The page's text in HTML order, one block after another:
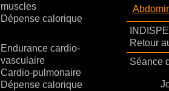
muscles
Dépense calorique
Endurance cardio-
vasculaire
Cardio-pulmonaire
Dépense calorique
Retour
Séance